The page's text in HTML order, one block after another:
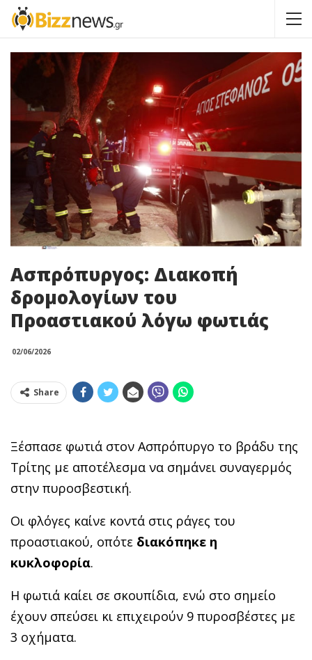
Ασπρόπυργος: Διακοπή
δρομολογίων του
Προαστιακού λόγω φωτιάς
02/06/2026
Share
Ξέσπασε φωτιά στον Ασπρόπυργο το βράδυ της
Τρίτης με αποτέλεσμα να σημάνει συναγερμός
στην πυροσβεστική.
Οι φλόγες καίνε κοντά στις ράγες του
προαστιακού, οπότε διακόπηκε η
κυκλοφορία.
Η φωτιά καίει σε σκουπίδια, ενώ στο σημείο
έχουν σπεύσει κι επιχειρούν 9 πυροσβέστες με
3 οχήματα.